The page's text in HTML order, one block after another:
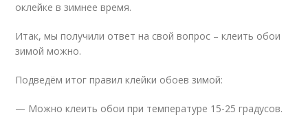
оклейке в зимнее время.
Итак, мы получили ответ на свой вопрос – клеить обои
зимой можно.
Подведём итог правил клейки обоев зимой:
— Можно клеить обои при температуре 15-25 градусов.